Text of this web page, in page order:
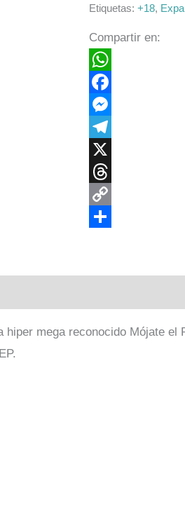
Etiquetas: +18,
Compartir en:
WhatsApp
Facebook
Messenger
Telegram
X
Threads
Copy
mega reconocido Mójate